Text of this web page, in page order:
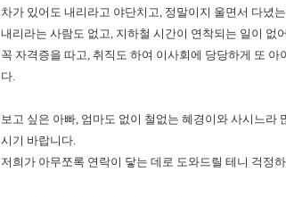
차가 있어도 내리라고 야단치고, 정말이지 울면서 다녔
내리라는 사람도 없고, 지하철 시간이 연착되는 일이 없
꼭 자격증을 따고, 취직도 하여 이사회에 당당하게 또
다.
보고 싶은 아빠, 엄마도 없이 철없는 혜경이와 사시느
시기 바랍니다.
저희가 아무쪼록 연락이 닿는 데로 도와드릴 테니 걱정